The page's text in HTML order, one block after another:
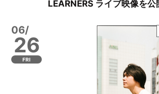
LEARNERS ライブ映像を公
06/
26
FRI